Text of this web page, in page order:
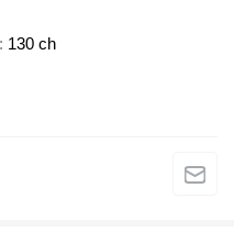
130 ch